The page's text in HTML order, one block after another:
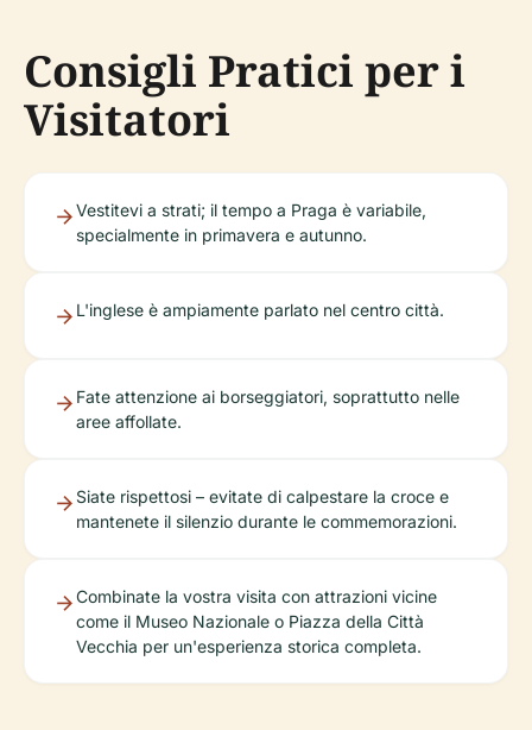
Consigli Pratici per i
Visitatori
Vestitevi a strati; il tempo a Praga è variabile,
specialmente in primavera e autunno.
L'inglese è ampiamente parlato nel centro città.
Fate attenzione ai borseggiatori, soprattutto nelle
aree affollate.
Siate rispettosi – evitate di calpestare la croce e
mantenete il silenzio durante le commemorazioni.
Combinate la vostra visita con attrazioni vicine
come il Museo Nazionale o Piazza della Città
Vecchia per un'esperienza storica completa.